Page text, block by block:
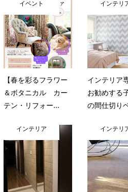
イベント
【春を彩るフラワー
＆ボタニカル カー
テン・リフォー...
インテリ
インテリア
お勧めする
の間仕切り
インテリア インテリ